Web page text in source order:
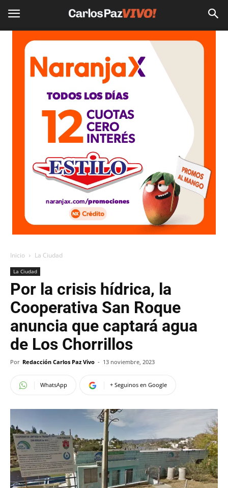
Inicio La Ciudad
La Ciudad
Por la crisis hídrica, la
Cooperativa San Roque
anuncia que captará agua
de Los Chorrillos
Por Redacción Carlos Paz Vivo - 13 noviembre, 2023
WhatsApp + Seguinos en Google